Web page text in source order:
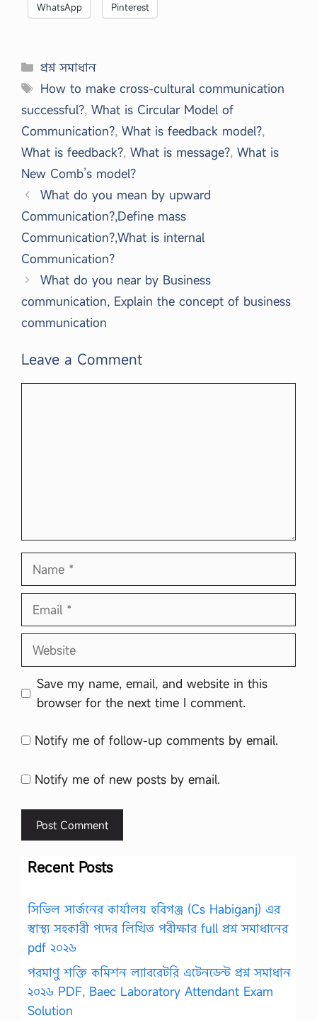
WhatsApp Pinterest
Categories
প্রশ্ন সমাধান
Tags
How to make cross-cultural communication
successful?, What is Circular Model of
Communication?, What is feedback model?,
What is feedback?, What is message?, What is
New Comb’s model?
What do you mean by upward
Communication?,Define mass
Communication?,What is internal
Communication?
What do you near by Business
communication, Explain the concept of business
communication
Leave a Comment
Name
Email
Website
Save my name, email, and website in this
browser for the next time I comment.
Notify me of follow-up comments by email.
Notify me of new posts by email.
Recent Posts
সিভিল সার্জনের কার্যালয় হবিগঞ্জ (Cs Habiganj) এর
স্বাস্থ্য সহকারী পদের লিখিত পরীক্ষার full প্রশ্ন সমাধানের
pdf ২০২৬
পরমাণু শক্তি কমিশন ল্যাবরেটরি এটেনডেন্ট প্রশ্ন সমাধান
২০২৬ PDF, Baec Laboratory Attendant Exam
Solution